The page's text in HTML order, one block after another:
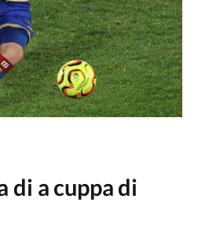
di a cuppa di